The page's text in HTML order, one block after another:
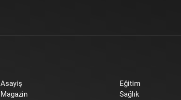
Asayiş
Magazin
Eğitim
Sağlık